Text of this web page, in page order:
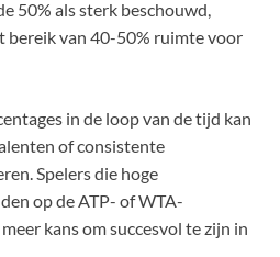
50% als sterk beschouwd,
bereik van 40-50% ruimte voor
in de loop van de tijd kan
of consistente
Spelers die hoge
op de ATP- of WTA-
kans om succesvol te zijn in